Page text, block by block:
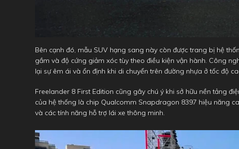
Bên cạnh đó, mẫu SUV hạng sang này còn được trang bị hệ
gầm và độ cứng giảm xóc tùy theo điều kiện vận hành. Công
lại sự êm ái và ổn định khi di chuyển trên đường nhựa ở tốc độ
Freelander 8 First Edition cũng gây chú ý khi sở hữu nền tảng
của hệ thống là chip Qualcomm Snapdragon 8397 hiệu năng
và các tính năng hỗ trợ lái xe thông minh.